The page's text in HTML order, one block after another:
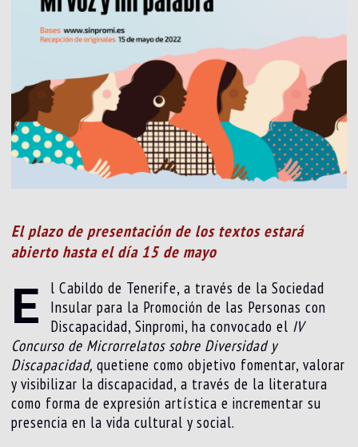
El plazo de presentación de los textos estará
abierto hasta el día 15 de mayo
E
l Cabildo de Tenerife, a través de la Sociedad
Insular para la Promoción de las Personas con
Discapacidad, Sinpromi, ha convocado el IV
Concurso de Microrrelatos sobre Diversidad y
Discapacidad,quetiene como objetivo fomentar, valorar
y visibilizar la discapacidad, a través de la literatura
como forma de expresión artística e incrementar su
presencia en la vida cultural y social.